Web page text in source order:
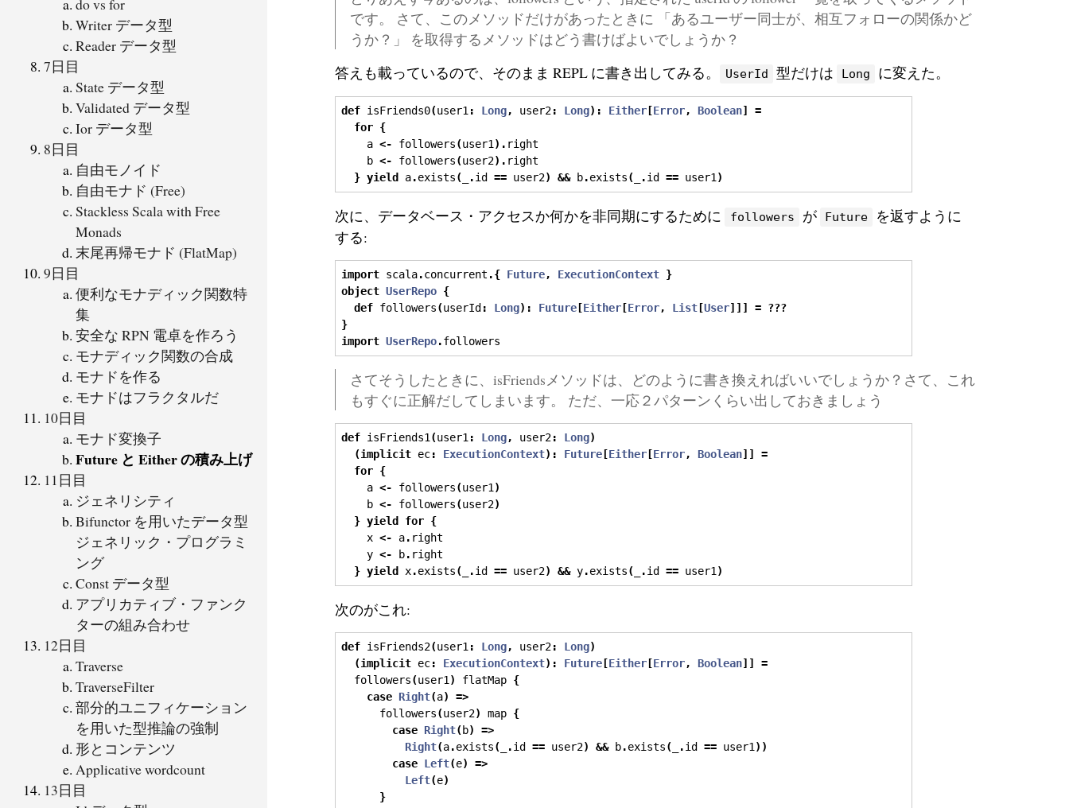
Writer データ型
Reader データ型
7日目
State データ型
Validated データ型
Ior データ型
8日目
自由モノイド
自由モナド (Free)
Stackless Scala with Free
Monads
末尾再帰モナド (FlatMap)
9日目
便利なモナディック関数特
集
安全な RPN 電卓を作ろう
モナディック関数の合成
モナドを作る
モナドはフラクタルだ
10日目
モナド変換子
Future と Either の積み上げ
11日目
ジェネリシティ
Bifunctor を用いたデータ型
ジェネリック・プログラミ
ング
Const データ型
アプリカティブ・ファンク
ターの組み合わせ
12日目
Traverse
TraverseFilter
部分的ユニフィケーション
を用いた型推論の強制
形とコンテンツ
Applicative wordcount
13日目
です。 さて、このメソッドだけがあったときに 「あるユーザー同士が、相互フォローの関係かど
うか？」 を取得するメソッドはどう書けばよいでしょうか？
答えも載っているので、そのまま REPL に書き出してみる。
UserId 型だけは Long に変えた。
def isFriends0(user1: Long, user2: Long): Either [Error, Boolean]
=
for {
a <- followers(user1). right
b <- followers(user2). right
} yield a.exists( .id == user2) && b.exists( .id == user1)
次に、データベース・アクセスか何かを非同期にするために followers が Future
を返すように
する:
import scala.concurrent .{ Future, ExecutionContext }
object UserRepo {
def followers(userId : Long): Future [Either [Error, List [User]]] = ???
}
import UserRepo.followers
さてそうしたときに、isFriendsメソッドは、どのように書き換えればいいでしょうか？さて、これ
もすぐに正解だしてしまいます。 ただ、一応２パターンくらい出しておきましょう
def isFriends1(user1: Long, user2: Long)
(implicit ec: ExecutionContext): Future [Either [Error, Boolean]]
=
for {
a <- followers(user1)
b <- followers(user2)
} yield for {
x <- a. right
y <- b. right
} yield x.exists( .id == user2) && y.exists( .id == user1)
次のがこれ:
def isFriends2(user1: Long, user2: Long)
(implicit ec: ExecutionContext): Future [Either [Error, Boolean]]
=
followers(user1) flatMap {
case Right(a)
=>
followers(user2) map {
case Right(b)
=>
Right(a.exists( .id == user2) && b.exists( .id == user1))
case Left(e)
=>
Left(e)
}